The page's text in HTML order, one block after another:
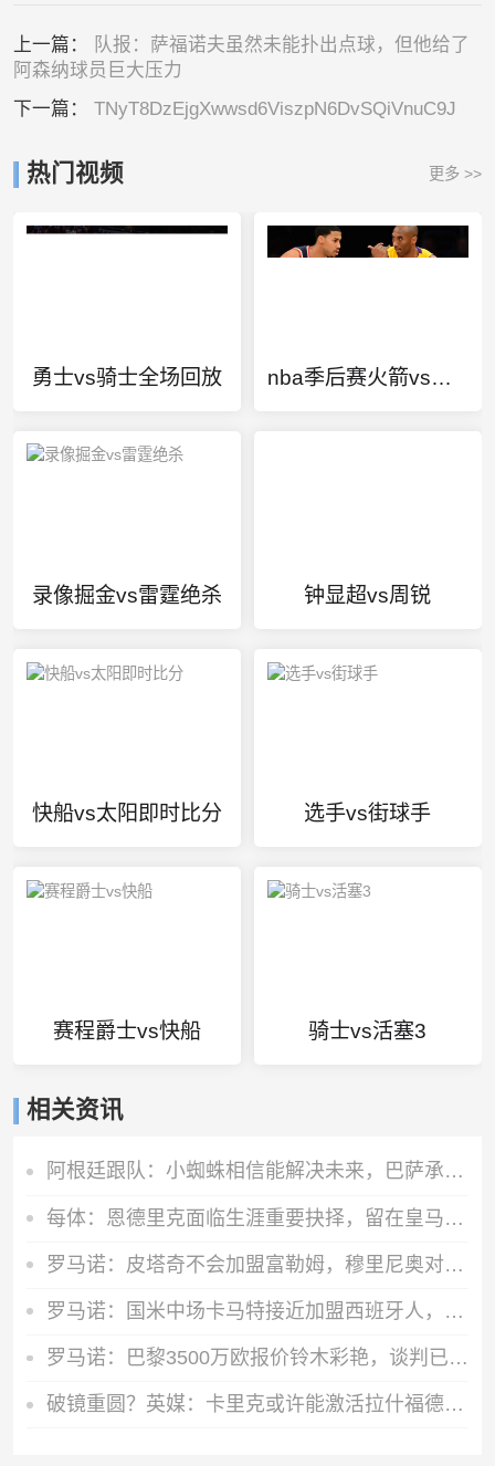
上一篇：
队报：萨福诺夫虽然未能扑出点球，但他给了
阿森纳球员巨大压力
下一篇： TNyT8DzEjgXwwsd6ViszpN6DvSQiVnuC9J
热门视频 更多 >>
勇士vs骑士全场回放 nba季后赛火箭vs雷霆g7数据
录像掘金vs雷霆绝杀 钟显超vs周锐
快船vs太阳即时比分 选手vs街球手
赛程爵士vs快船 骑士vs活塞3
相关资讯
阿根廷跟队：小蜘蛛相信能解决未来，巴萨承诺他和马竞对话后报价
每体：恩德里克面临生涯重要抉择，留在皇马还是继续外租
罗马诺：皮塔奇不会加盟富勒姆，穆里尼奥对他很满意
罗马诺：国米中场卡马特接近加盟西班牙人，费用300万欧+50%二转
罗马诺：巴黎3500万欧报价铃木彩艳，谈判已经进入最后阶段
破镜重圆？英媒：卡里克或许能激活拉什福德 唯有时间能检验对错